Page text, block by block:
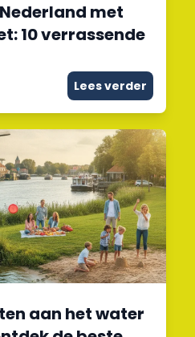
met
10 verrassende
Lees verder
aan het water